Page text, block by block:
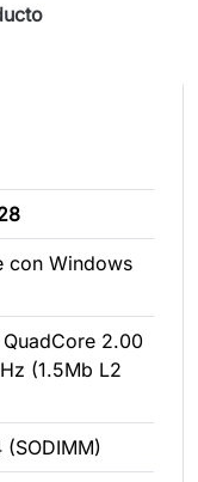
con Windows
2.00
(1.5Mb L2